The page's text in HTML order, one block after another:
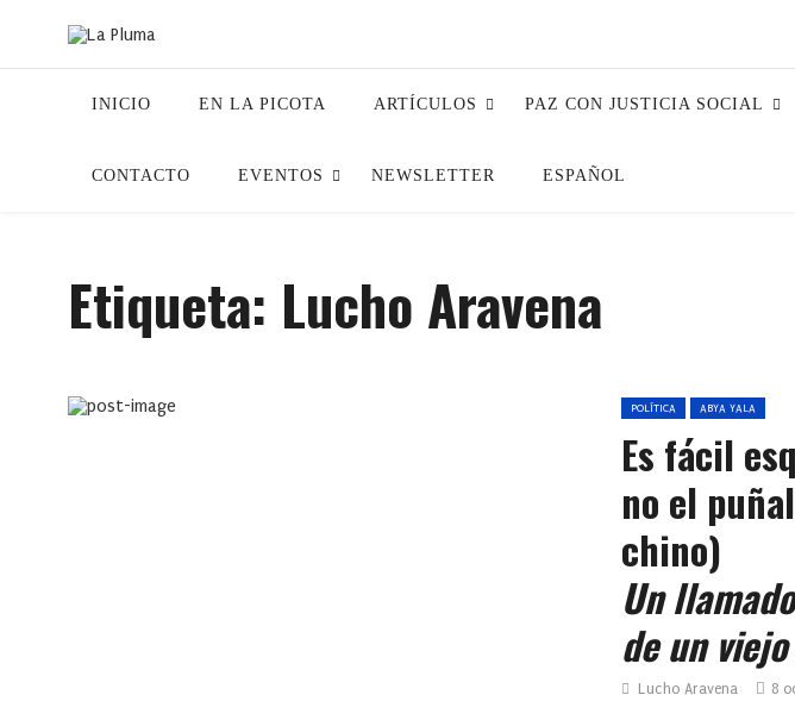
INICIO EN LA PICOTA ARTÍCULOS PAZ CON JUSTICIA SOCIAL
CONTACTO EVENTOS NEWSLETTER ESPAÑOL
Etiqueta: Lucho Aravena
POLÍTICA ABYA YALA
Es fácil
no el
chino)
Un
de un
Lucho Aravena 8